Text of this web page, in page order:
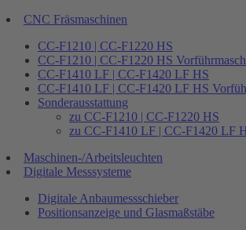
CNC Fräsmaschinen
CC-F1210 | CC-F1220 HS
CC-F1210 | CC-F1220 HS
CC-F1410 LF | CC-F1420 LF HS
CC-F1410 LF | CC-F1420 LF HS
Sonderausstattung
zu CC-F1210 | CC-F1220 HS
zu CC-F1410 LF | CC-F1420 LF
Maschinen-/Arbeitsleuchten
Digitale Messsysteme
Digitale Anbaumessschieber
Positionsanzeige und Glasmaßstäbe